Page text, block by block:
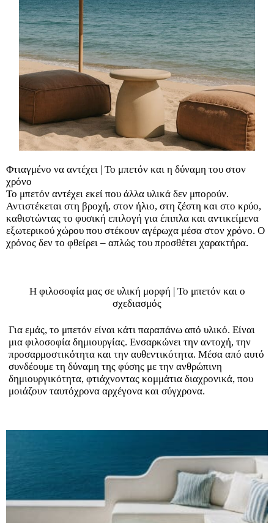
Φτιαγμένο να αντέχει | Το μπετόν και η δύναμη του στον
χρόνο
Το μπετόν αντέχει εκεί που άλλα υλικά δεν μπορούν.
Αντιστέκεται στη βροχή, στον ήλιο, στη ζέστη και στο κρύο,
καθιστώντας το φυσική επιλογή για έπιπλα και αντικείμενα
εξωτερικού χώρου που στέκουν αγέρωχα μέσα στον χρόνο. Ο
χρόνος δεν το φθείρει – απλώς του προσθέτει χαρακτήρα.
Η φιλοσοφία μας σε υλική μορφή | Το μπετόν και ο
σχεδιασμός
Για εμάς, το μπετόν είναι κάτι παραπάνω από υλικό. Είναι
μια φιλοσοφία δημιουργίας. Ενσαρκώνει την αντοχή, την
προσαρμοστικότητα και την αυθεντικότητα. Μέσα από αυτό
συνδέουμε τη δύναμη της φύσης με την ανθρώπινη
δημιουργικότητα, φτιάχνοντας κομμάτια διαχρονικά, που
μοιάζουν ταυτόχρονα αρχέγονα και σύγχρονα.